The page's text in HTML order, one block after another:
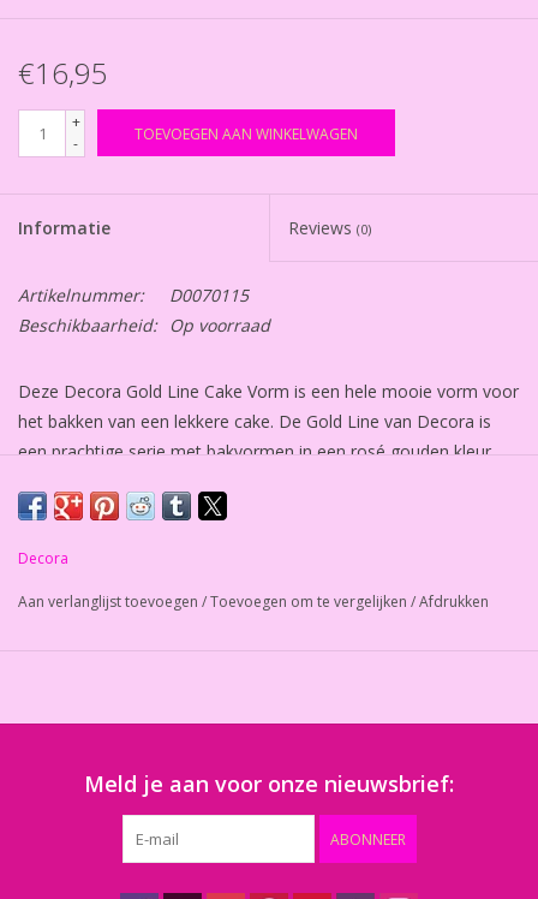
€16,95
+
-
TOEVOEGEN AAN WINKELWAGEN
Informatie Reviews (0)
Artikelnummer:
D0070115
Beschikbaarheid:
Op voorraad
Deze Decora Gold Line Cake Vorm is een hele mooie vorm voor
het bakken van een lekkere cake. De Gold Line van Decora is
een prachtige serie met bakvormen in een rosé gouden kleur.
cake goed uit de vorm kunt halen.
De vorm is perfect voor het maken van zoete, maar ook hartige
Afmetingen: 23 x 12,5 x 7 cm (lxbxh)
Decora
Aan verlanglijst toevoegen /Toevoegen om te vergelijken /Afdrukken
Meld je aan voor onze nieuwsbrief:
ABONNEER